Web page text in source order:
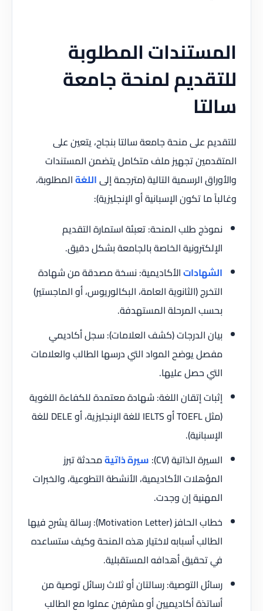
المستندات المطلوبة
للتقديم لمنحة جامعة
سالتا
للتقديم على منحة جامعة سالتا بنجاح، يتعين على
المتقدمين تجهيز ملف متكامل يتضمن المستندات
والأوراق الرسمية التالية (مترجمة إلىاللغةالمطلوبة،
وغالباً ما تكون الإسبانية أو الإنجليزية):
نموذج طلب المنحة: تعبئة استمارة التقديم
الإلكترونية الخاصة بالجامعة بشكل دقيق.
الشهاداتالأكاديمية: نسخة مصدقة من شهادة
التخرج (الثانوية العامة، البكالوريوس، أو الماجستير)
بحسب المرحلة المستهدفة.
بيان الدرجات (كشف العلامات): سجل أكاديمي
مفصل يوضح المواد التي درسها الطالب والعلامات
التي حصل عليها.
إثبات إتقان اللغة: شهادة معتمدة للكفاءة اللغوية
(مثل TOEFL أو IELTS للغة الإنجليزية، أو DELE للغة
الإسبانية).
السيرة الذاتية (CV):
سيرة ذاتيةمحدثة تبرز
المؤهلات الأكاديمية، الأنشطة التطوعية، والخبرات
المهنية إن وجدت.
خطاب الحافز (Motivation Letter): رسالة يشرح فيها
الطالب أسبابه لاختيار هذه المنحة وكيف ستساعده
في تحقيق أهدافه المستقبلية.
رسائل التوصية: رسالتان أو ثلاث رسائل توصية من
أساتذة أكاديميين أو مشرفين عملوا مع الطالب